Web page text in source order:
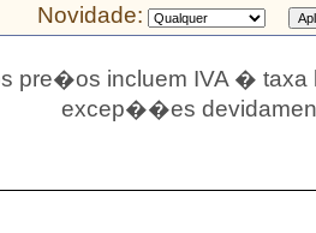
Novidade:
pre�os incluem IVA � taxa
excep��es